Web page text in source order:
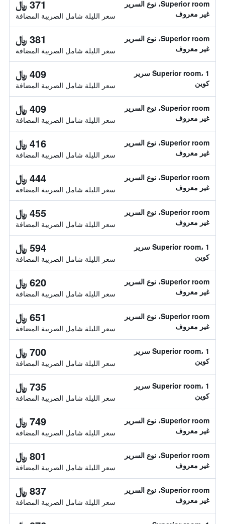
Superior room، نوع السرير
غير معروف
371 ﷼
سعر الليلة شامل الصريبة المضافة
Superior room، نوع السرير
غير معروف
381 ﷼
سعر الليلة شامل الصريبة المضافة
Superior room، 1 سرير
كوين
409 ﷼
سعر الليلة شامل الصريبة المضافة
Superior room، نوع السرير
غير معروف
409 ﷼
سعر الليلة شامل الصريبة المضافة
Superior room، نوع السرير
غير معروف
416 ﷼
سعر الليلة شامل الصريبة المضافة
Superior room، نوع السرير
غير معروف
444 ﷼
سعر الليلة شامل الصريبة المضافة
Superior room، نوع السرير
غير معروف
455 ﷼
سعر الليلة شامل الصريبة المضافة
Superior room، 1 سرير
كوين
594 ﷼
سعر الليلة شامل الصريبة المضافة
Superior room، نوع السرير
غير معروف
620 ﷼
سعر الليلة شامل الصريبة المضافة
Superior room، نوع السرير
غير معروف
651 ﷼
سعر الليلة شامل الصريبة المضافة
Superior room، 1 سرير
كوين
700 ﷼
سعر الليلة شامل الصريبة المضافة
Superior room، 1 سرير
كوين
735 ﷼
سعر الليلة شامل الصريبة المضافة
Superior room، نوع السرير
غير معروف
749 ﷼
سعر الليلة شامل الصريبة المضافة
Superior room، نوع السرير
غير معروف
801 ﷼
سعر الليلة شامل الصريبة المضافة
Superior room، نوع السرير
غير معروف
837 ﷼
سعر الليلة شامل الصريبة المضافة